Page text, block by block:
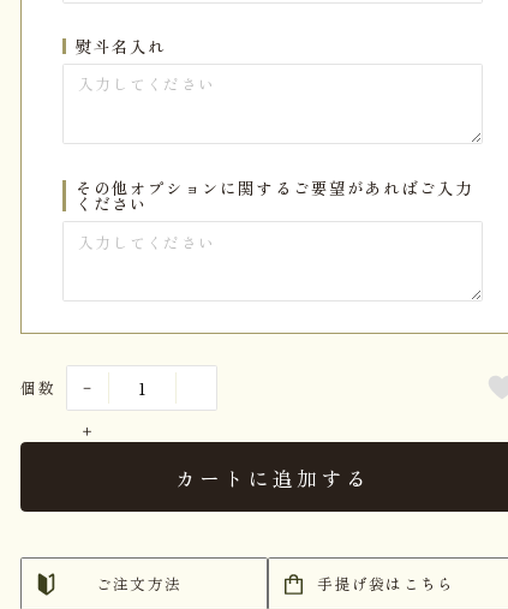
熨斗名入れ
その他オプションに関するご要望があればご入力
ください
個数
カートに追加する
ご注文方法 手提げ袋はこちら